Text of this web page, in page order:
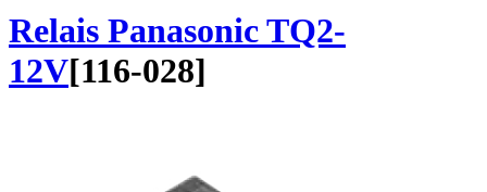
Relais Panasonic TQ2-
12V[116-028]